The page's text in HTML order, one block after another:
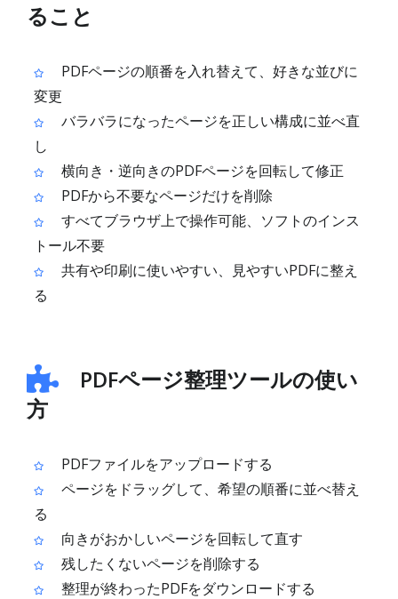
ること
PDFページの順番を入れ替えて、好きな並びに
変更
バラバラになったページを正しい構成に並べ直
し
横向き・逆向きのPDFページを回転して修正
PDFから不要なページだけを削除
すべてブラウザ上で操作可能、ソフトのインス
トール不要
共有や印刷に使いやすい、見やすいPDFに整え
る
PDFページ整理ツールの使い
方
PDFファイルをアップロードする
ページをドラッグして、希望の順番に並べ替え
る
向きがおかしいページを回転して直す
残したくないページを削除する
整理が終わったPDFをダウンロードする